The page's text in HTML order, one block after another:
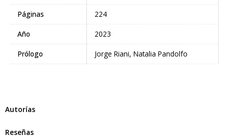
Páginas 224
Año 2023
Prólogo Jorge Riani, Natalia Pandolfo
Autorías
Reseñas